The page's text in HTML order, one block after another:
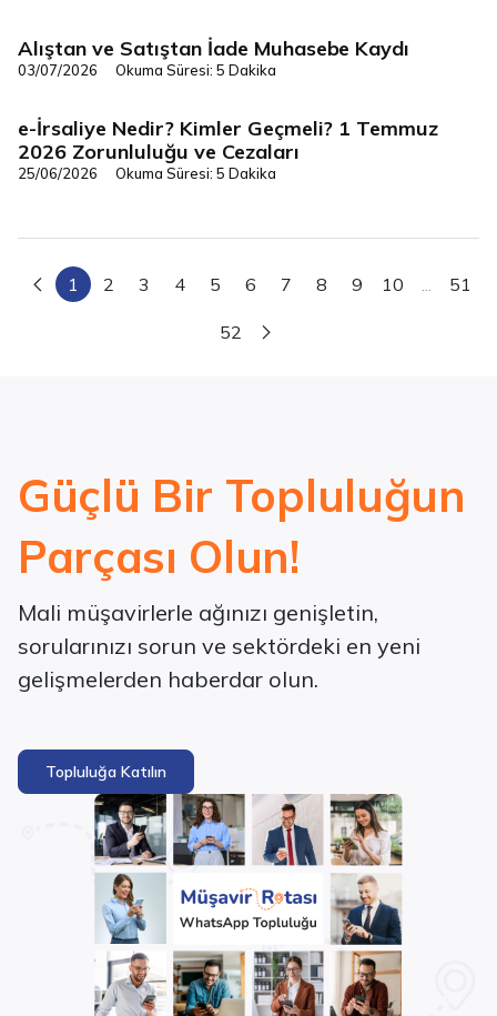
Vergi/Mevzuat
Alıştan ve Satıştan İade Muhasebe Kaydı
03/07/2026 Okuma Süresi: 5 Dakika
Dijital Dönüşüm
e-İrsaliye Nedir? Kimler Geçmeli? 1 Temmuz
2026 Zorunluluğu ve Cezaları
25/06/2026 Okuma Süresi: 5 Dakika
1 2 3 4 5 6 7 8 9 10 ... 51
52
Güçlü Bir Topluluğun
Parçası Olun!
Mali müşavirlerle ağınızı genişletin,
sorularınızı sorun ve sektördeki en yeni
gelişmelerden haberdar olun.
Topluluğa Katılın